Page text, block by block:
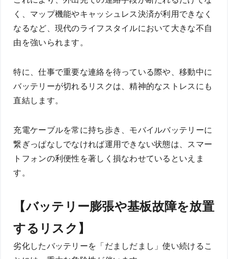
く、マップ機能やキャッシュレス決済が利用できなく
なるなど、現代のライフスタイルにおいて大きな不自
由を強いられます。
特に、仕事で重要な連絡を待っている際や、移動中に
バッテリーが切れるリスクは、精神的なストレスにも
直結します。
充電ケーブルを常に持ち歩き、モバイルバッテリーに
繋ぎっぱなしでなければ運用できない状態は、スマー
トフォンの利便性を著しく損なわせているといえま
す。
【バッテリー膨張や基板故障を放置
するリスク】
劣化したバッテリーを「だましだまし」使い続けるこ